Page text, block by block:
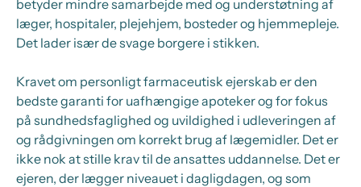
betyder mindre samarbejde med og understøtning af
læger, hospitaler, plejehjem, bosteder og hjemmepleje.
Det lader især de svage borgere i stikken.
Kravet om personligt farmaceutisk ejerskab er den
bedste garanti for uafhængige apoteker og for fokus
på sundhedsfaglighed og uvildighed i udleveringen af
og rådgivningen om korrekt brug af lægemidler. Det er
ikke nok at stille krav til de ansattes uddannelse. Det er
ejeren, der lægger niveauet i dagligdagen, og som